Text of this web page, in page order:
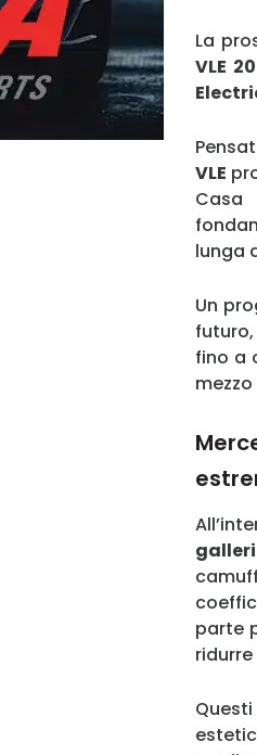
La
VLE
VLE
lunga
Un
fino a
parte